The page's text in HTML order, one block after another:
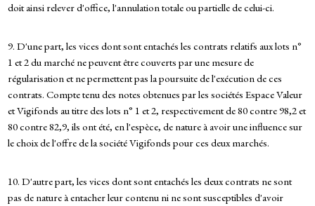
doit ainsi relever d'office, l'annulation totale ou partielle de celui-ci.
9. D'une part, les vices dont sont entachés les contrats relatifs aux lots n°
1 et 2 du marché ne peuvent être couverts par une mesure de
régularisation et ne permettent pas la poursuite de l'exécution de ces
contrats. Compte tenu des notes obtenues par les sociétés Espace Valeur
et Vigifonds au titre des lots n° 1 et 2, respectivement de 80 contre 98,2 et
80 contre 82,9, ils ont été, en l'espèce, de nature à avoir une influence sur
le choix de l'offre de la société Vigifonds pour ces deux marchés.
10. D'autre part, les vices dont sont entachés les deux contrats ne sont
pas de nature à entacher leur contenu ni ne sont susceptibles d'avoir